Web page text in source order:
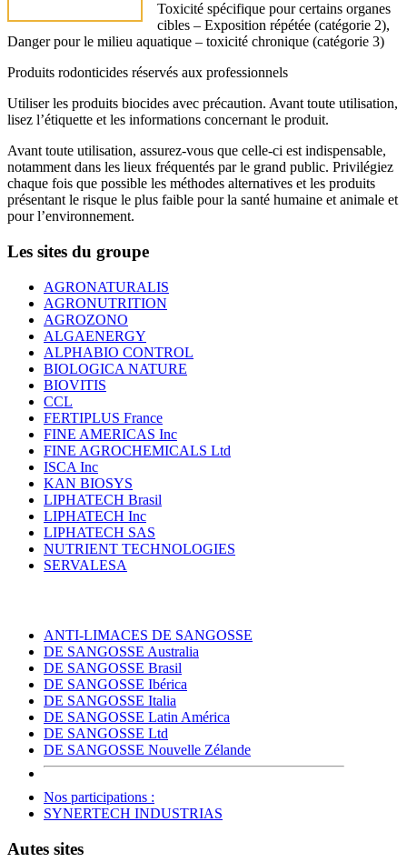
Toxicité spécifique pour certains organes
cibles – Exposition répétée (catégorie 2),
Danger pour le milieu aquatique – toxicité chronique (catégorie 3)
Produits rodonticides réservés aux professionnels
Utiliser les produits biocides avec précaution. Avant toute utilisation,
lisez l’étiquette et les informations concernant le produit.
Avant toute utilisation, assurez-vous que celle-ci est indispensable,
notamment dans les lieux fréquentés par le grand public. Privilégiez
chaque fois que possible les méthodes alternatives et les produits
présentant le risque le plus faible pour la santé humaine et animale et
pour l’environnement.
Les sites du groupe
AGRONATURALIS
AGRONUTRITION
AGROZONO
ALGAENERGY
ALPHABIO CONTROL
BIOLOGICA NATURE
BIOVITIS
CCL
FERTIPLUS France
FINE AMERICAS Inc
FINE AGROCHEMICALS Ltd
ISCA Inc
KAN BIOSYS
LIPHATECH Brasil
LIPHATECH Inc
LIPHATECH SAS
NUTRIENT TECHNOLOGIES
SERVALESA
ANTI-LIMACES DE SANGOSSE
DE SANGOSSE Australia
DE SANGOSSE Brasil
DE SANGOSSE Ibérica
DE SANGOSSE Italia
DE SANGOSSE Latin América
DE SANGOSSE Ltd
DE SANGOSSE Nouvelle Zélande
Nos participations :
SYNERTECH INDUSTRIAS
Autes sites